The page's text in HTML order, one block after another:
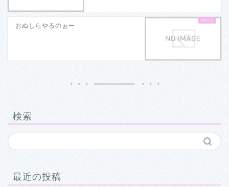
おぬしらやるのぉー
検索
最近の投稿